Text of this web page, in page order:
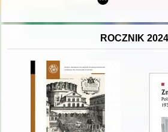
ROCZNIK 2024